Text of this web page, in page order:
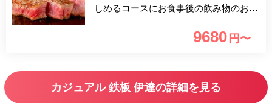
しめるコースにお食事後の飲み物のおか
ンをご用意致しました。 国産ブラ
菜を取り揃え、本格的かつカジュアルな
鉄板焼きと創作料理をアラカルト、コー
9680 円〜
カジュアル 鉄板 伊達の詳細を見る